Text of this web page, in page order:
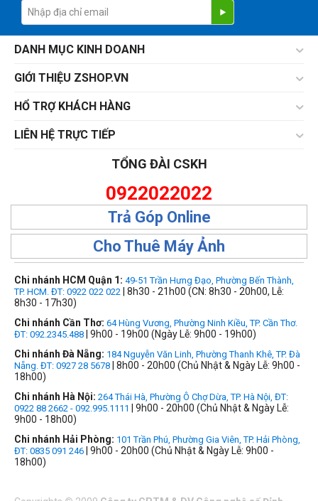
DANH MỤC KINH DOANH
GIỚI THIỆU ZSHOP.VN
HỔ TRỢ KHÁCH HÀNG
LIÊN HỆ TRỰC TIẾP
TỔNG ĐÀI CSKH
0922022022
Trả Góp Online
Cho Thuê Máy Ảnh
Chi nhánh HCM Quận 1: 49-51 Trần Hưng Đạo, Phường Bến Thành,
TP. HCM. ĐT: 0922 022 022 | 8h30 - 21h00 (CN: 8h30 - 20h00, Lễ:
8h30 - 17h30)
Chi nhánh Cần Thơ: 64 Hùng Vương, Phường Ninh Kiều, TP. Cần Thơ.
ĐT: 092.2345.488 | 9h00 - 19h00 (Ngày Lễ: 9h00 - 19h00)
Chi nhánh Đà Nẵng: 184 Nguyễn Văn Linh, Phường Thanh Khê, TP. Đà
Nẵng. ĐT: 0927 28 5678 | 8h00 - 20h00 (Chủ Nhật & Ngày Lễ: 9h00 -
18h00)
Chi nhánh Hà Nội: 264 Thái Hà, Phường Ô Chợ Dừa, TP. Hà Nội, ĐT:
0922 88 2662 - 092.995.1111
| 9h00 - 20h00 (Chủ Nhật & Ngày Lễ:
9h00 - 18h00)
Chi nhánh Hải Phòng: 101 Trần Phú, Phường Gia Viên, TP. Hải Phòng,
ĐT: 0835 091 246 | 9h00 - 20h00 (Chủ Nhật & Ngày Lễ: 9h00 -
18h00)